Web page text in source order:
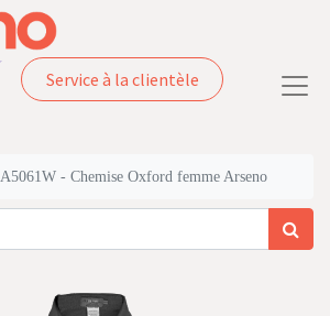
Service à la clientèle
A5061W - Chemise Oxford femme Arseno